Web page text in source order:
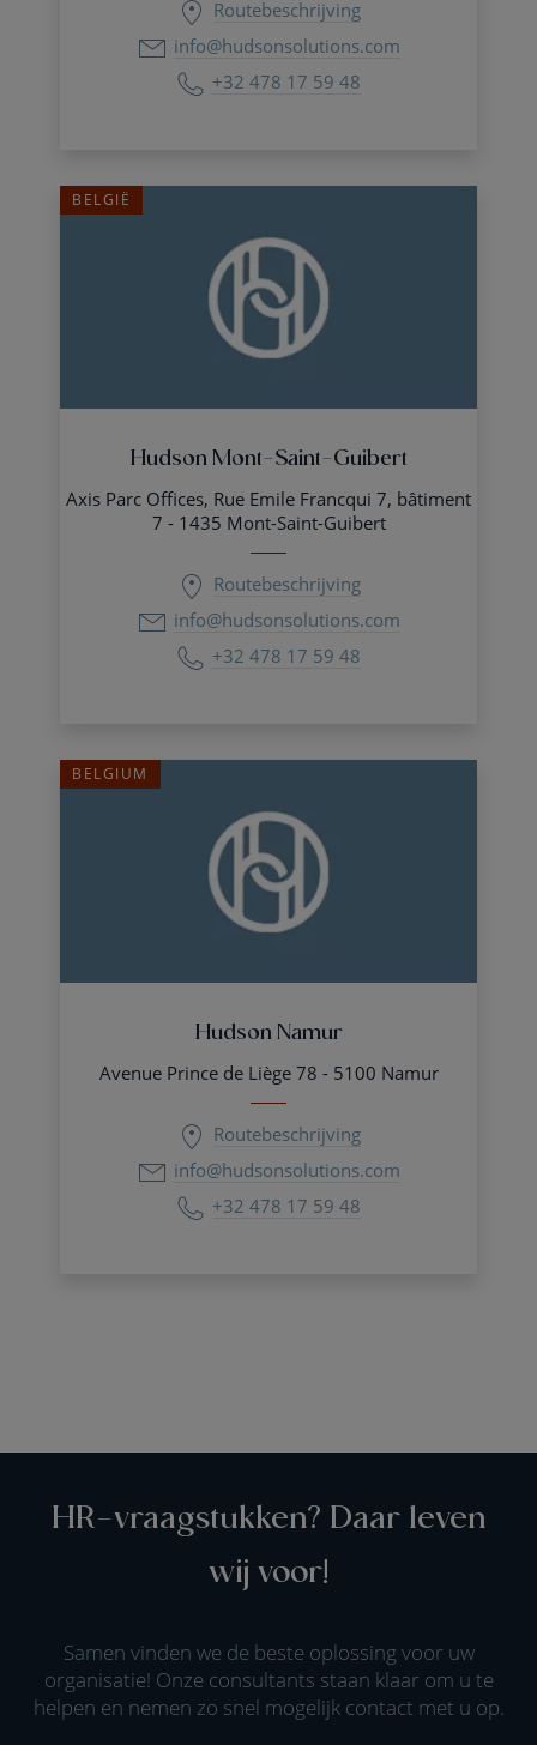
Routebeschrijving
info@hudsonsolutions.com
+32 478 17 59 48
BELGIË
Hudson Mont-Saint-Guibert
Axis Parc Offices, Rue Emile Francqui 7, bâtiment
7 - 1435 Mont-Saint-Guibert
Routebeschrijving
info@hudsonsolutions.com
+32 478 17 59 48
BELGIUM
Hudson Namur
Avenue Prince de Liège 78 - 5100 Namur
Routebeschrijving
info@hudsonsolutions.com
+32 478 17 59 48
HR-vraagstukken? Daar leven
wij voor!
Samen vinden we de beste oplossing voor uw
organisatie! Onze consultants staan klaar om u te
helpen en nemen zo snel mogelijk contact met u op.